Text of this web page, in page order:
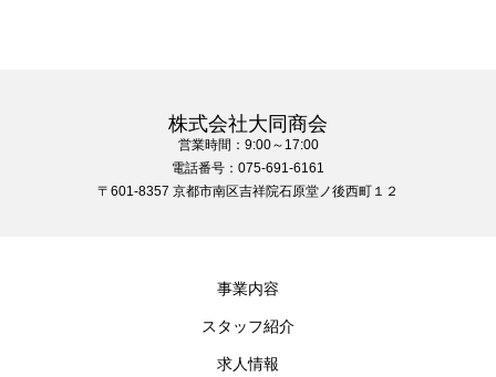
株式会社大同商会
営業時間：9:00～17:00
電話番号：075-691-6161
〒601-8357 京都市南区吉祥院石原堂ノ後西町１２
事業内容
スタッフ紹介
求人情報